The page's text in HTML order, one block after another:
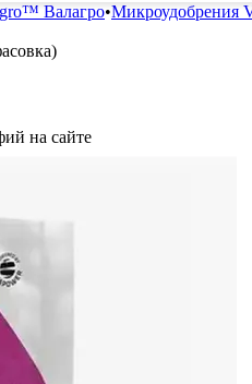
Валагро•Микроудобрения
на сайте